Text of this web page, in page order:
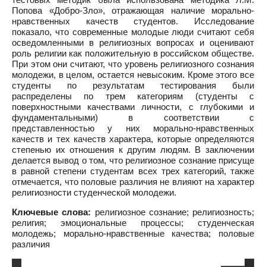
Попова «Добро-Зло», отражающая наличие морально-
нравственных качеств студентов. Исследование
показало, что современные молодые люди считают себя
осведомленными в религиозных вопросах и оценивают
роль религии как положительную в российском обществе.
При этом они считают, что уровень религиозного сознания
молодежи, в целом, остается невысоким. Кроме этого все
студенты по результатам тестирования были
распределены по трем категориям (студенты с
поверхностными качествами личности, с глубокими и
фундаментальными) в соответствии с
представленностью у них морально-нравственных
качеств и тех качеств характера, которые определяются
степенью их отношения к другим людям. В заключении
делается вывод о том, что религиозное сознание присуще
в равной степени студентам всех трех категорий, также
отмечается, что половые различия не влияют на характер
религиозности студенческой молодежи.
Ключевые слова: религиозное сознание; религиозность;
религия; эмоциональные процессы; студенческая
молодежь; морально-нравственные качества; половые
различия